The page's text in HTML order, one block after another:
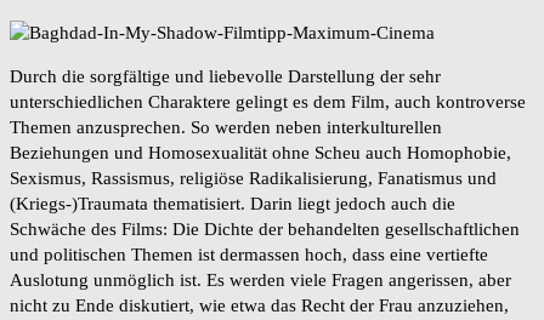
Durch die sorgfältige und liebevolle Darstellung der sehr
unterschiedlichen Charaktere gelingt es dem Film, auch kontroverse
Themen anzusprechen. So werden neben interkulturellen
Beziehungen und Homosexualität ohne Scheu auch Homophobie,
Sexismus, Rassismus, religiöse Radikalisierung, Fanatismus und
(Kriegs-)Traumata thematisiert. Darin liegt jedoch auch die
Schwäche des Films: Die Dichte der behandelten gesellschaftlichen
und politischen Themen ist dermassen hoch, dass eine vertiefte
Auslotung unmöglich ist. Es werden viele Fragen angerissen, aber
nicht zu Ende diskutiert, wie etwa das Recht der Frau anzuziehen,